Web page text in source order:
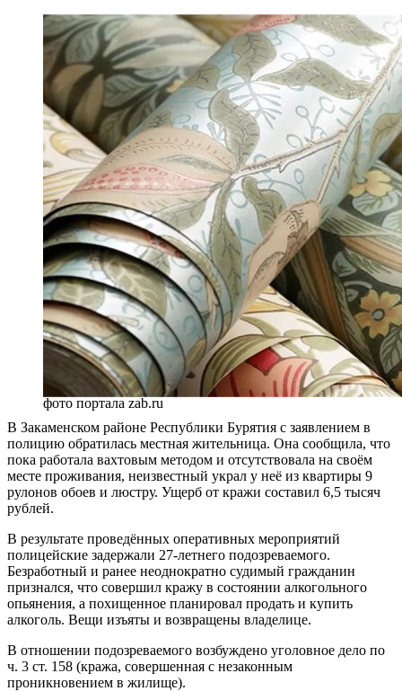
фото портала zab.ru
В Закаменском районе Республики Бурятия с заявлением в
полицию обратилась местная жительница. Она сообщила, что
пока работала вахтовым методом и отсутствовала на своём
месте проживания, неизвестный украл у неё из квартиры 9
рулонов обоев и люстру. Ущерб от кражи составил 6,5 тысяч
рублей.
В результате проведённых оперативных мероприятий
полицейские задержали 27-летнего подозреваемого.
Безработный и ранее неоднократно судимый гражданин
признался, что совершил кражу в состоянии алкогольного
опьянения, а похищенное планировал продать и купить
алкоголь. Вещи изъяты и возвращены владелице.
В отношении подозреваемого возбуждено уголовное дело по
ч. 3 ст. 158 (кража, совершенная с незаконным
проникновением в жилище).